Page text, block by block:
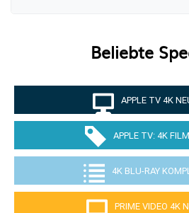
Beliebte
APPLE TV 4K
APPLE TV: 4K
4K BLU-RAY
PRIME VIDEO 4K